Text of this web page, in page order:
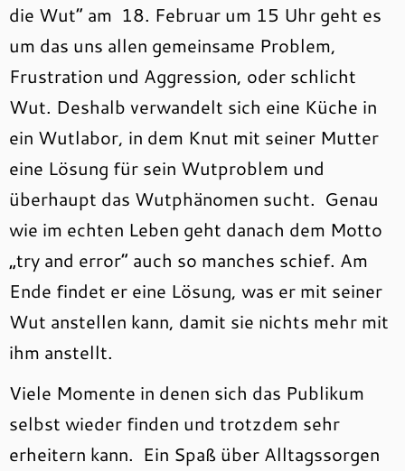
die Wut“ am 18. Februar um 15 Uhr geht es
um das uns allen gemeinsame Problem,
Frustration und Aggression, oder schlicht
Wut. Deshalb verwandelt sich eine Küche in
ein Wutlabor, in dem Knut mit seiner Mutter
eine Lösung für sein Wutproblem und
überhaupt das Wutphänomen sucht. Genau
wie im echten Leben geht danach dem Motto
„try and error“ auch so manches schief. Am
Ende findet er eine Lösung, was er mit seiner
Wut anstellen kann, damit sie nichts mehr mit
ihm anstellt.
Viele Momente in denen sich das Publikum
selbst wieder finden und trotzdem sehr
erheitern kann. Ein Spaß über Alltagssorgen